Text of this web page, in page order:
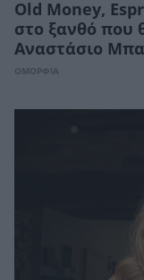
Old Money,
στο ξανθό που
Αναστάσιο
ΟΜΟΡΦΙΑ